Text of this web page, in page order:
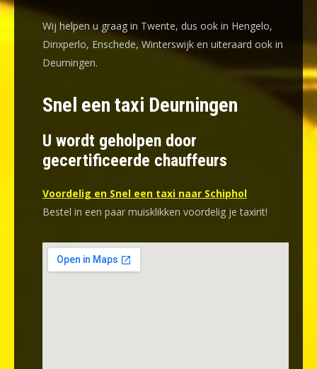
Wij helpen u graag in Twente, dus ook in Hengelo,
Dinxperlo, Enschede, Winterswijk en uiteraard ook in
Deurningen.
Snel een taxi Deurningen
U wordt geholpen door
gecertificeerde chauffeurs
Voordelig en Snel een taxi naar Schiphol
Bestel in een paar muisklikken voordelig je taxirit!